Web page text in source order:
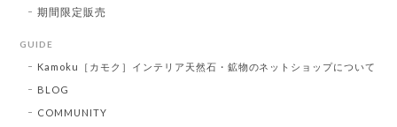
期間限定販売
GUIDE
Kamoku［カモク］インテリア天然石・鉱物のネットショップについて
BLOG
COMMUNITY